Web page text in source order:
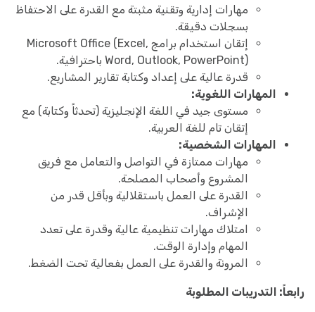
مهارات إدارية وتقنية مثبتة مع القدرة على الاحتفاظ
بسجلات دقيقة.
إتقان استخدام برامج Microsoft Office (Excel,
Word, Outlook, PowerPoint) باحترافية.
قدرة عالية على إعداد وكتابة تقارير المشاريع.
المهارات اللغوية:
مستوى جيد في اللغة الإنجليزية (تحدثاً وكتابة) مع
إتقان تام للغة العربية.
المهارات الشخصية:
مهارات ممتازة في التواصل والتعامل مع فريق
المشروع وأصحاب المصلحة.
القدرة على العمل باستقلالية وبأقل قدر من
الإشراف.
امتلاك مهارات تنظيمية عالية وقدرة على تعدد
المهام وإدارة الوقت.
المرونة والقدرة على العمل بفعالية تحت الضغط.
رابعاً: التدريبات المطلوبة